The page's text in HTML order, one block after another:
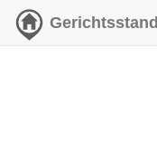
Gerichtsstand